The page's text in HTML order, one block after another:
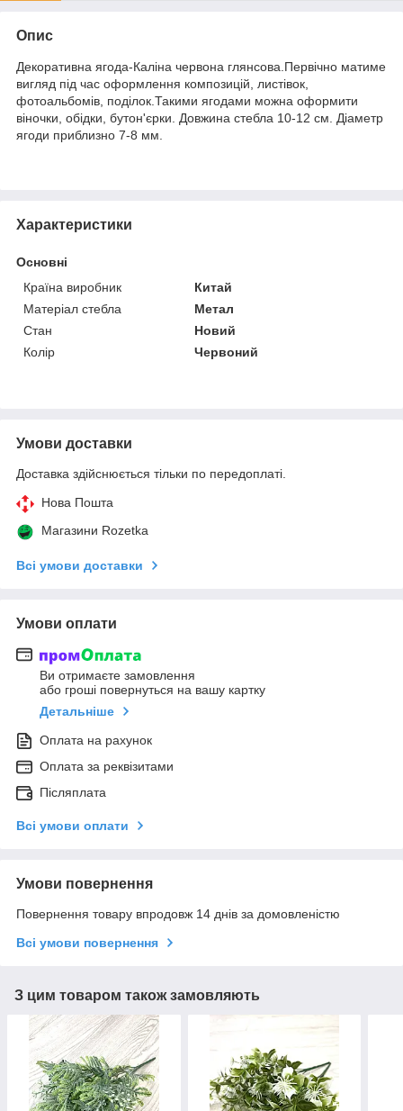
Опис
Декоративна ягода-Каліна червона глянсова.Первічно матиме
вигляд під час оформлення композицій, листівок,
фотоальбомів, поділок.Такими ягодами можна оформити
віночки, обідки, бутон'єрки. Довжина стебла 10-12 см. Діаметр
ягоди приблизно 7-8 мм.
Характеристики
Основні
Країна виробник
Китай
Матеріал стебла
Метал
Стан
Новий
Колір
Червоний
Умови доставки
Доставка здійснюється тільки по передоплаті.
Нова Пошта
Магазини Rozetka
Всі умови доставки
Умови оплати
Ви отримаєте замовлення
або гроші повернуться на вашу картку
Детальніше
Оплата на рахунок
Оплата за реквізитами
Післяплата
Всі умови оплати
Умови повернення
Повернення товару впродовж 14 днів за домовленістю
Всі умови повернення
З цим товаром також замовляють